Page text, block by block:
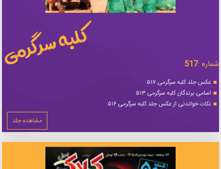
شماره :517
عکس جلد کلبه سرگرمی ۵۱۷
اسامی برندگان کلبه سرگرمی ۵۱۳
نکات خواندنی از عکس جلد کلبه سرگرمی ۵۱۶
مشاهده جلد